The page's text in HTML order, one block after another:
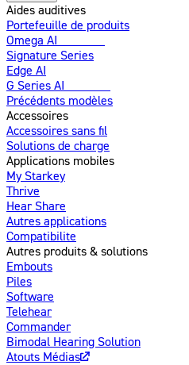
Aides auditives
Portefeuille de produits
Omega AI
Signature Series
Edge AI
G Series AI
Précédents modèles
Accessoires
Accessoires sans fil
Solutions de charge
Applications mobiles
My Starkey
Thrive
Hear Share
Autres applications
Compatibilite
Autres produits & solutions
Embouts
Piles
Software
Telehear
Commander
Bimodal Hearing Solution
Atouts Médias